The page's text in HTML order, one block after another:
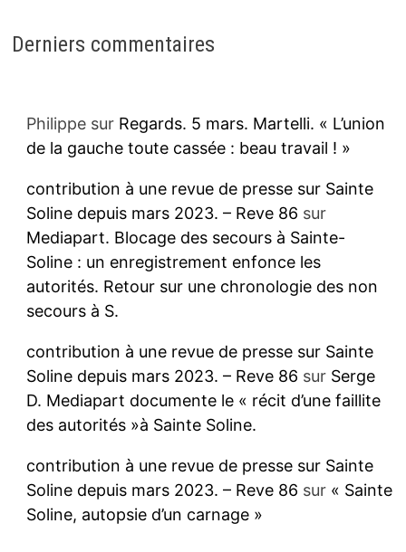
Derniers commentaires
Philippesur Regards. 5 mars. Martelli. « L’union
de la gauche toute cassée : beau travail ! »
contribution à une revue de presse sur Sainte
Soline depuis mars 2023. – Reve 86 sur
Mediapart. Blocage des secours à Sainte-
Soline : un enregistrement enfonce les
autorités. Retour sur une chronologie des non
secours à S.
contribution à une revue de presse sur Sainte
Soline depuis mars 2023. – Reve 86 sur Serge
D. Mediapart documente le « récit d’une faillite
des autorités »à Sainte Soline.
contribution à une revue de presse sur Sainte
Soline depuis mars 2023. – Reve 86 sur « Sainte
Soline, autopsie d’un carnage »